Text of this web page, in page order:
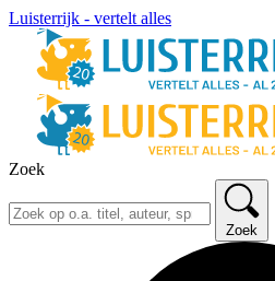
Luisterrijk - vertelt alles
Zoek
Zoek